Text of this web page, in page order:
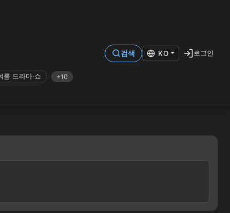
름 드라마·쇼 +10
검색 KO 로그인